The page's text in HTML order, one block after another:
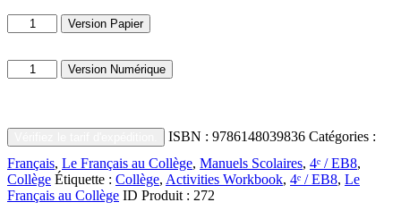
quantité
de
Version Papier
quantité
de
-
Activities
Workbook
Version Numérique
ISBN : 9786148039836 Catégories :
Français, Le Français au Collège, Manuels Scolaires, 4ᵉ / EB8,
Collège Étiquette : Collège, Activities Workbook, 4ᵉ / EB8, Le
Français au Collège ID Produit : 272